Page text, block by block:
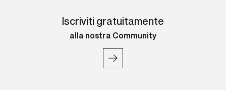
Iscriviti gratuitamente
alla nostra Community